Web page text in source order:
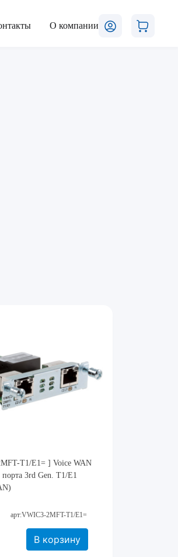
О компании
T1/E1= ] Voice WAN
3rd Gen. T1/E1
арт:VWIC3-2MFT-T1/E1=
В корзину